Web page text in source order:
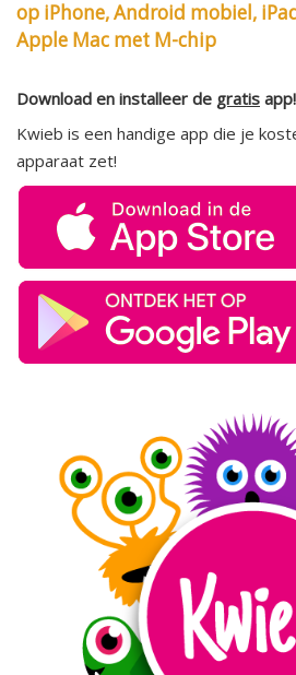
op iPhone, Android mobiel,
Apple Mac met M-chip
Download en installeer de gratis app!
Kwieb is een handige app die je
apparaat zet!